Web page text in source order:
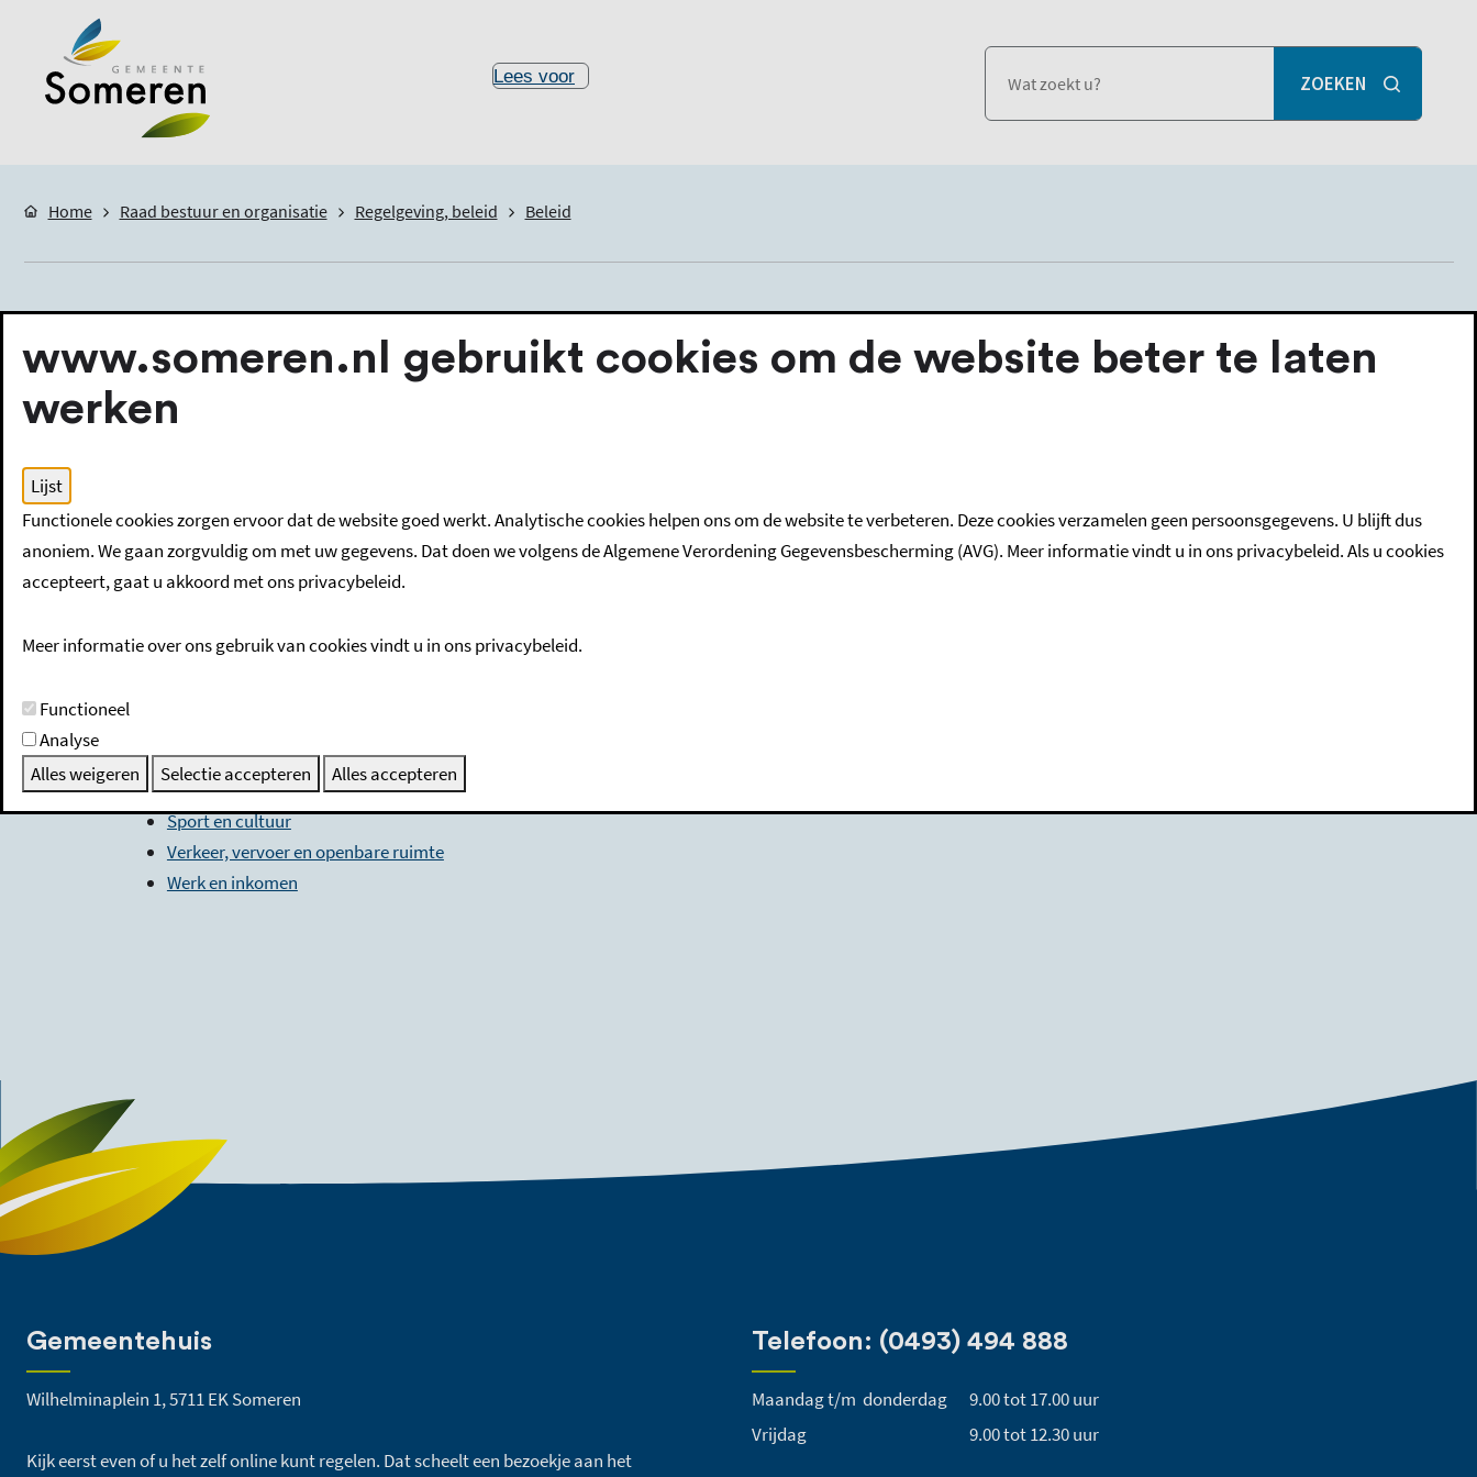
Lees voor
Home Raad bestuur en organisatie Regelgeving, beleid Beleid
Beleid
In de gemeente Someren wordt beleid gemaakt over allerlei gemeentelijke onderwerpen. Het vastgestelde
Categorieën
Economische zaken en toerisme
Openbare orde en veiligheid / integrale handhaving
Ruimtelijke ordening en volkshuisvesting
Sport en cultuur
Verkeer, vervoer en openbare ruimte
Werk en inkomen
Gemeentehuis
Wilhelminaplein 1, 5711 EK Someren
Kijk eerst even of u het zelf online kunt regelen. Dat scheelt een bezoekje aan het
Telefoon: (0493) 494 888
Maandag t/m donderdag
9.00 tot 17.00 uur
Vrijdag
9.00 tot 12.30 uur
www.someren.nl gebruikt cookies om de website beter te laten
werken
Lijst
Functionele cookies zorgen ervoor dat de website goed werkt. Analytische cookies helpen ons om de website te verbeteren. Deze cookies verzamelen geen persoonsgegevens. U blijft dus
anoniem. We gaan zorgvuldig om met uw gegevens. Dat doen we volgens de Algemene Verordening Gegevensbescherming (AVG). Meer informatie vindt u in ons privacybeleid. Als u cookies
accepteert, gaat u akkoord met ons privacybeleid.
Meer informatie over ons gebruik van cookies vindt u in ons privacybeleid.
Functioneel
Analyse
Alles weigeren
Selectie accepteren Alles accepteren